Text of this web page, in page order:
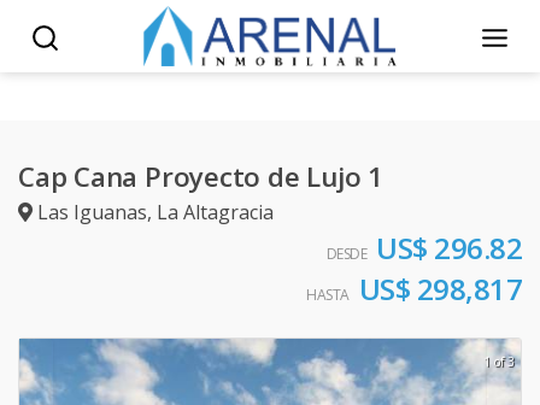
Cap Cana Proyecto de Lujo 1
Las Iguanas, La Altagracia
DESDE US$ 296.82
HASTA US$ 298,817
1 of 3